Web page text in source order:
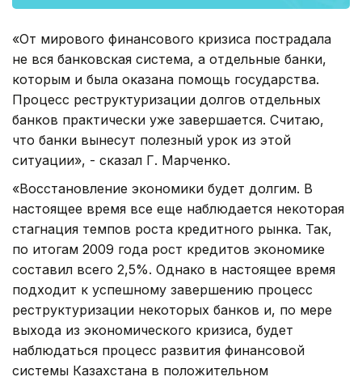
«От мирового финансового кризиса пострадала
не вся банковская система, а отдельные банки,
которым и была оказана помощь государства.
Процесс реструктуризации долгов отдельных
банков практически уже завершается. Считаю,
что банки вынесут полезный урок из этой
ситуации», - сказал Г. Марченко.
«Восстановление экономики будет долгим. В
настоящее время все еще наблюдается некоторая
стагнация темпов роста кредитного рынка. Так,
по итогам 2009 года рост кредитов экономике
составил всего 2,5%. Однако в настоящее время
подходит к успешному завершению процесс
реструктуризации некоторых банков и, по мере
выхода из экономического кризиса, будет
наблюдаться процесс развития финансовой
системы Казахстана в положительном